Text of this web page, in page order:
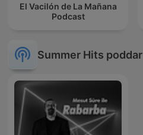
El Vacilón de La Mañana
Podcast
Summer Hits poddar